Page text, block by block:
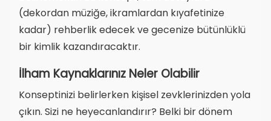
(dekordan müziğe, ikramlardan kıyafetinize
kadar) rehberlik edecek ve gecenize bütünlüklü
bir kimlik kazandıracaktır.
İlham Kaynaklarınız Neler Olabilir
Konseptinizi belirlerken kişisel zevklerinizden yola
çıkın. Sizi ne heyecanlandırır? Belki bir dönem